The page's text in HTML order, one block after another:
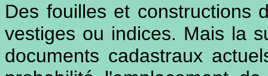
Des fouilles et constructions
vestiges ou indices. Mais la
documents cadastraux